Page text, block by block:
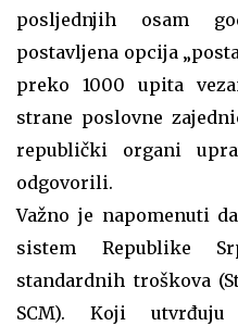
posljednjih osam
postavljena opcija
preko 1000 upita
strane poslovne
republički organi
odgovorili.
Važno je napomenuti
sistem Republike
standardnih troškova
SCM). Koji utvrđuju